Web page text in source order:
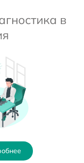
в